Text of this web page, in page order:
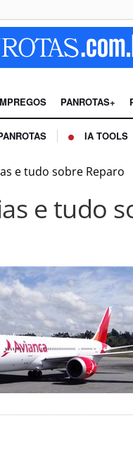
PANROTAS+
IA TOOLS
e tudo sobre Reparo
e tudo